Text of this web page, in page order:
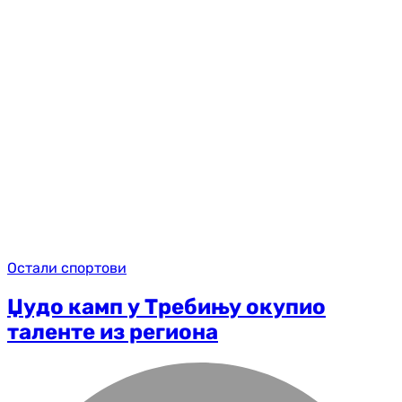
Остали спортови
Џудо камп у Требињу окупио
таленте из региона